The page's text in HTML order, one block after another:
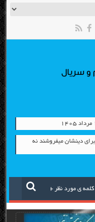
و سریال
دینشان میفروشند نه